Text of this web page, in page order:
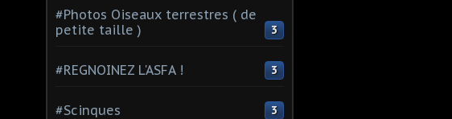
#Photos Oiseaux terrestres ( de
petite taille )
3
#REGNOINEZ L'ASFA ! 3
#Scinques 3